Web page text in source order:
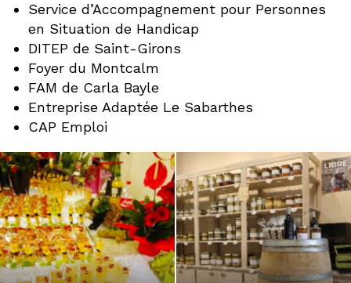
Service d’Accompagnement pour Personnes
en Situation de Handicap
DITEP de Saint-Girons
Foyer du Montcalm
FAM de Carla Bayle
Entreprise Adaptée Le Sabarthes
CAP Emploi